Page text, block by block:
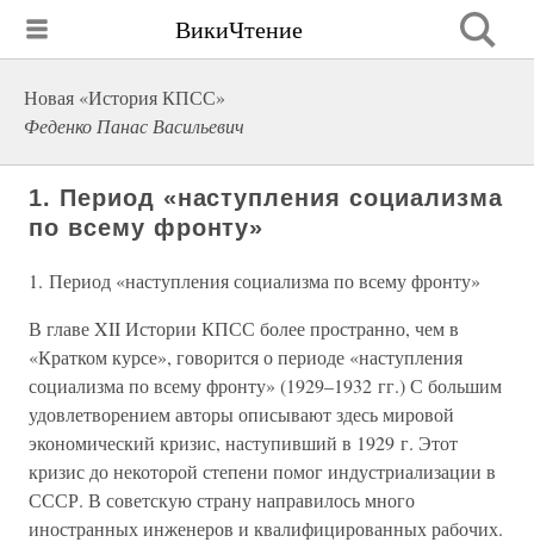
ВикиЧтение
Новая «История КПСС»
Феденко Панас Васильевич
1. Период «наступления социализма
по всему фронту»
1. Период «наступления социализма по всему фронту»
В главе XII Истории КПСС более пространно, чем в
«Кратком курсе», говорится о периоде «наступления
социализма по всему фронту» (1929–1932 гг.) С большим
удовлетворением авторы описывают здесь мировой
экономический кризис, наступивший в 1929 г. Этот
кризис до некоторой степени помог индустриализации в
СССР. В советскую страну направилось много
иностранных инженеров и квалифицированных рабочих.